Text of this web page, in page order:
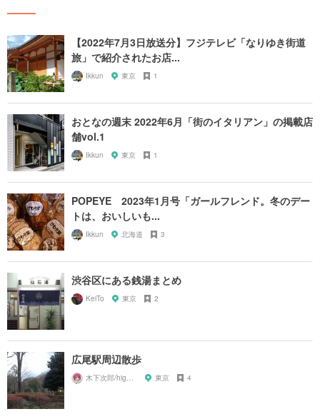
【2022年7月3日放送分】フジテレビ「なりゆき街道
旅」で紹介されたお店...
Ikkun 東京 1
おとなの週末 2022年6月「街のイタリアン」の掲載店
舗vol.1
Ikkun 東京 1
POPEYE 2023年1月号「ガールフレンド。冬のデー
トは、おいしいも...
Ikkun 北海道 3
渋谷区にある銭湯まとめ
KeiTo 東京 2
広尾駅周辺散歩
東京 4